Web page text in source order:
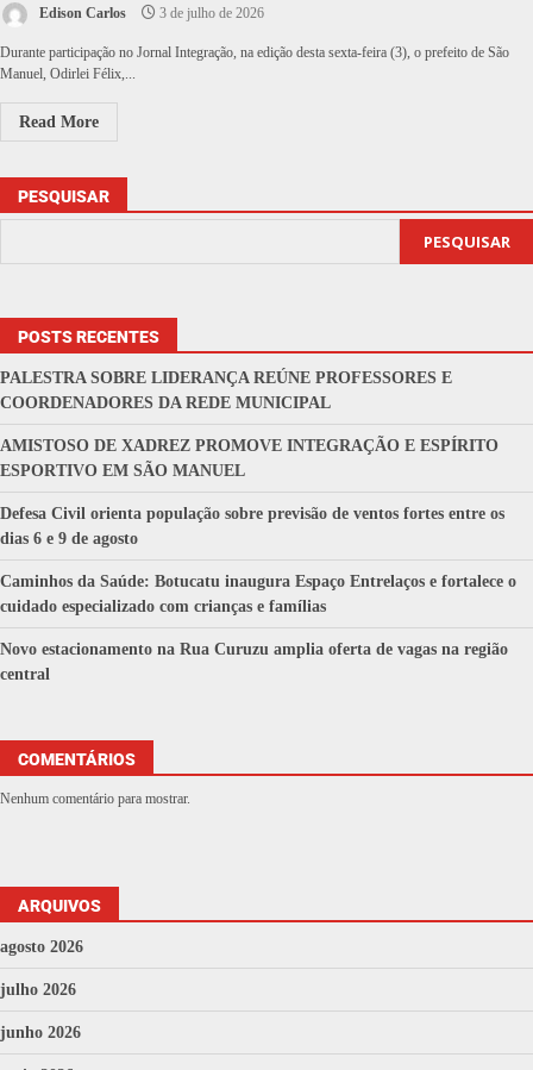
Edison Carlos 3 de julho de 2026
Durante participação no Jornal Integração, na edição desta sexta-feira (3), o prefeito de São
Manuel, Odirlei Félix,...
Read More
PESQUISAR
PESQUISAR
POSTS RECENTES
PALESTRA SOBRE LIDERANÇA REÚNE PROFESSORES E
COORDENADORES DA REDE MUNICIPAL
AMISTOSO DE XADREZ PROMOVE INTEGRAÇÃO E ESPÍRITO
ESPORTIVO EM SÃO MANUEL
Defesa Civil orienta população sobre previsão de ventos fortes entre os
dias 6 e 9 de agosto
Caminhos da Saúde: Botucatu inaugura Espaço Entrelaços e fortalece o
cuidado especializado com crianças e famílias
Novo estacionamento na Rua Curuzu amplia oferta de vagas na região
central
COMENTÁRIOS
Nenhum comentário para mostrar.
ARQUIVOS
agosto 2026
julho 2026
junho 2026